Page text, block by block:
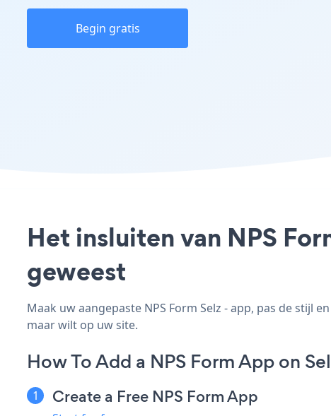
Begin gratis
Het insluiten van NPS
geweest
Maak uw aangepaste NPS Form Selz - app, pas de stijl
maar wilt op uw site.
How To Add a NPS Form App on
Create a Free NPS Form App